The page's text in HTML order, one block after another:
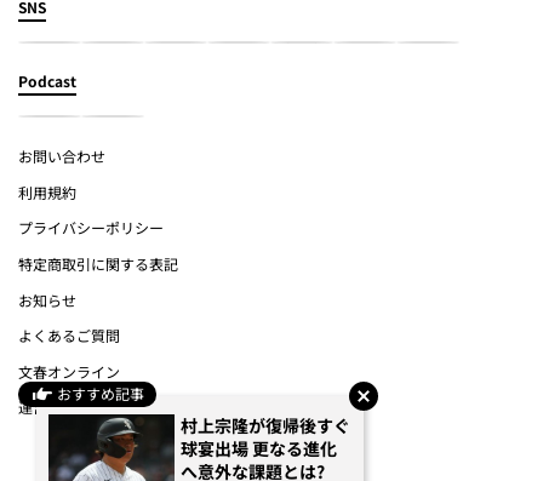
おすすめ記事
村上宗隆が復帰後すぐ
球宴出場 更なる進化
へ意外な課題とは?
SNS
Podcast
お問い合わせ
利用規約
プライバシーポリシー
特定商取引に関する表記
お知らせ
よくあるご質問
文春オンライン
運営会社
(c) Bungeishunju Ltd.